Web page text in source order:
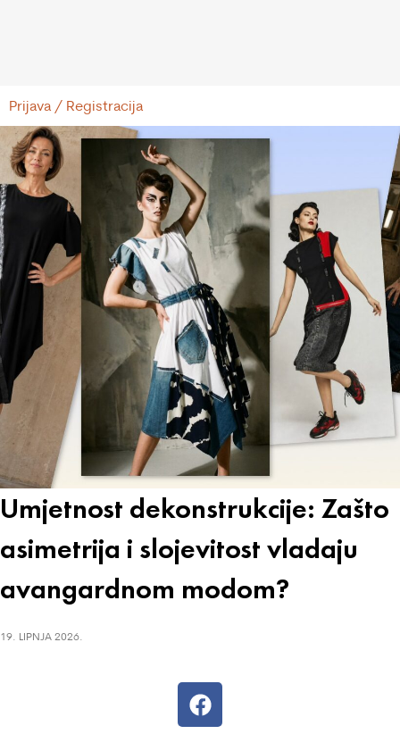
Prijava / Registracija
Umjetnost dekonstrukcije: Zašto
asimetrija i slojevitost vladaju
avangardnom modom?
19. LIPNJA 2026.